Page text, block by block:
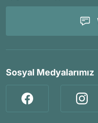
Sosyal Medyalarımız